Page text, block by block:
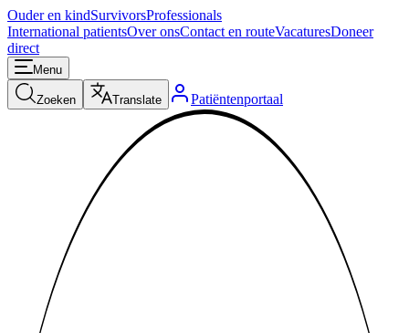
Ouder en kindSurvivorsProfessionals
International patientsOver onsContact en routeVacaturesDoneer
direct
Menu
Zoeken Translate Patiëntenportaal